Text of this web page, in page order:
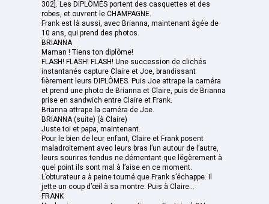
302]. Les DIPLÔMÉS portent des casquettes et des
robes, et ouvrent le CHAMPAGNE.
Frank est là aussi, avec Brianna, maintenant âgée de
10 ans, qui prend des photos.
BRIANNA
Maman ! Tiens ton diplôme!
FLASH! FLASH! FLASH! Une succession de clichés
instantanés capture Claire et Joe, brandissant
fièrement leurs DIPLÔMES. Puis Joe attrape la caméra
et prend une photo de Brianna et Claire, puis de Brianna
prise en sandwich entre Claire et Frank.
Brianna attrape la caméra de Joe.
BRIANNA (suite) (à Claire)
Juste toi et papa, maintenant.
Pour le bien de leur enfant, Claire et Frank posent
maladroitement avec leurs bras l’un autour de l’autre,
leurs sourires tendus ne démentant que légèrement à
quel point ils sont mal à l’aise en ce moment.
L’obturateur a à peine tourné que Frank s’échappe. Il
jette un coup d’œil à sa montre. Puis à Claire...
FRANK